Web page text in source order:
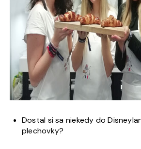
Dostal si sa niekedy do
plechovky?